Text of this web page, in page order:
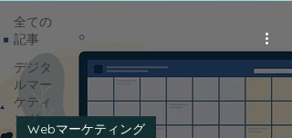
全ての
記事
デジタ
ルマー
ケティ
ング
Webマーケティング